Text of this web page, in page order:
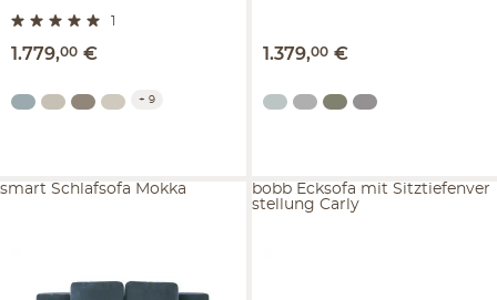
1
1.779,00 €
+ 9
1.379,00 €
smart Schlafsofa Mokka
bobb Ecksofa mit Sitztiefenver
stellung Carly